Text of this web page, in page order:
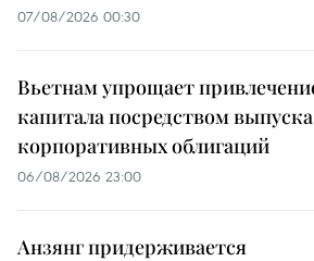
07/08/2026 00:30
Вьетнам упрощает
капитала посредством выпуска
корпоративных облигаций
06/08/2026 23:00
Анзянг придерживается